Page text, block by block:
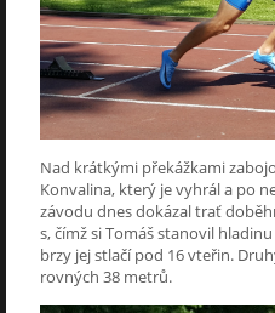
Nad krátkými překážkami
Konvalina, který je vyhrál a po
závodu dnes dokázal trať
s, čímž si Tomáš stanovil
brzy jej stlačí pod 16 vteřin.
rovných 38 metrů.